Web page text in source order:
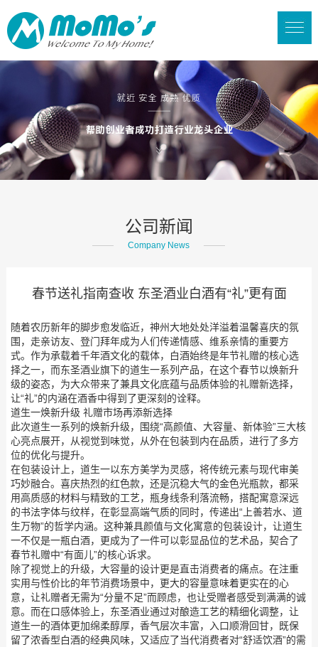
公司新闻
Company News
春节送礼指南查收 东圣酒业白酒有“礼”更有面
随着农历新年的脚步愈发临近，神州大地处处洋溢着温馨喜庆的氛
围，走亲访友、登门拜年成为人们传递情感、维系亲情的重要方
式。作为承载着千年酒文化的载体，白酒始终是年节礼赠的核心选
择之一，而东圣酒业旗下的道生一系列产品，在这个春节以焕新升
级的姿态，为大众带来了兼具文化底蕴与品质体验的礼赠新选择，
让“礼”的内涵在酒香中得到了更深刻的诠释。
道生一焕新升级 礼赠市场再添新选择
此次道生一系列的焕新升级，围绕“高颜值、大容量、新体验”三大核
心亮点展开，从视觉到味觉，从外在包装到内在品质，进行了多方
位的优化与提升。
在包装设计上，道生一以东方美学为灵感，将传统元素与现代审美
巧妙融合。喜庆热烈的红色款，还是沉稳大气的金色光瓶款，都采
用高质感的材料与精致的工艺，瓶身线条利落流畅，搭配寓意深远
的书法字体与纹样，在彰显高端气质的同时，传递出“上善若水、道
生万物”的哲学内涵。这种兼具颜值与文化寓意的包装设计，让道生
一不仅是一瓶白酒，更成为了一件可以彰显品位的艺术品，契合了
春节礼赠中“有面儿”的核心诉求。
除了视觉上的升级，大容量的设计更是直击消费者的痛点。在注重
实用与性价比的年节消费场景中，更大的容量意味着更实在的心
意，让礼赠者无需为“分量不足”而顾虑，也让受赠者感受到满满的诚
意。而在口感体验上，东圣酒业通过对酿造工艺的精细化调整，让
道生一的酒体更加绵柔醇厚，香气层次丰富，入口顺滑回甘，既保
留了浓香型白酒的经典风味，又适应了当代消费者对“舒适饮酒”的需